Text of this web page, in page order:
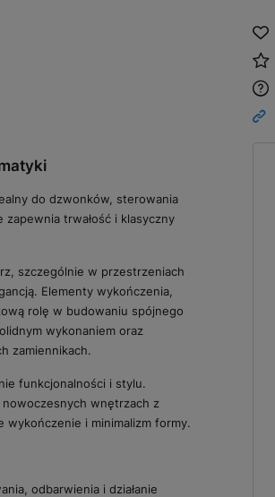
do dzwonków, sterowania
trwałość i klasyczny
szczególnie w przestrzeniach
Elementy wykończenia,
rolę w budowaniu spójnego
wykonaniem oraz
zamiennikach.
funkcjonalności i stylu.
wnętrzach z
i minimalizm formy.
odbarwienia i działanie